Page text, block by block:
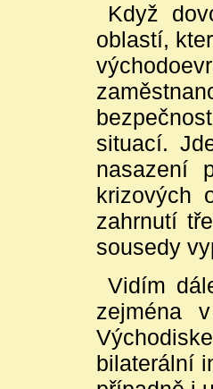
Když
oblastí,
situací.
nasazení
krizových
zahrnutí
sousedy
Vidím
zejména
bilaterální